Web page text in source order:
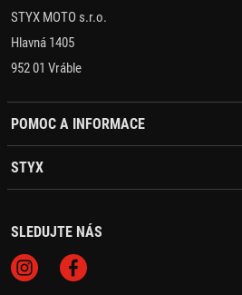
STYX MOTO s.r.o.
Hlavná 1405
952 01 Vráble
POMOC A INFORMACE
STYX
SLEDUJTE NÁS